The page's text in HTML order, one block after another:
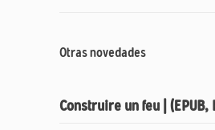
Otras novedades
Construire un feu | (EPUB,